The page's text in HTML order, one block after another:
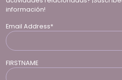
información!
Email Address*
FIRSTNAME